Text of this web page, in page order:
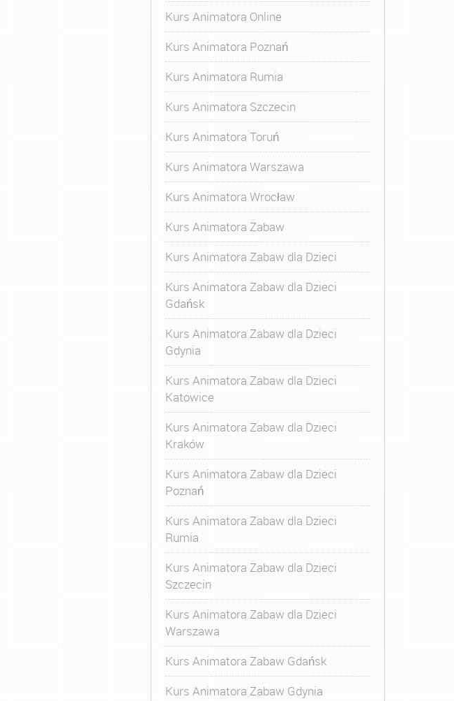
Kurs Animatora Online
Kurs Animatora Poznań
Kurs Animatora Rumia
Kurs Animatora Szczecin
Kurs Animatora Toruń
Kurs Animatora Warszawa
Kurs Animatora Wrocław
Kurs Animatora Zabaw
Kurs Animatora Zabaw dla Dzieci
Kurs Animatora Zabaw dla Dzieci
Gdańsk
Kurs Animatora Zabaw dla Dzieci
Gdynia
Kurs Animatora Zabaw dla Dzieci
Katowice
Kurs Animatora Zabaw dla Dzieci
Kraków
Kurs Animatora Zabaw dla Dzieci
Poznań
Kurs Animatora Zabaw dla Dzieci
Rumia
Kurs Animatora Zabaw dla Dzieci
Szczecin
Kurs Animatora Zabaw dla Dzieci
Warszawa
Kurs Animatora Zabaw Gdańsk
Kurs Animatora Zabaw Gdynia